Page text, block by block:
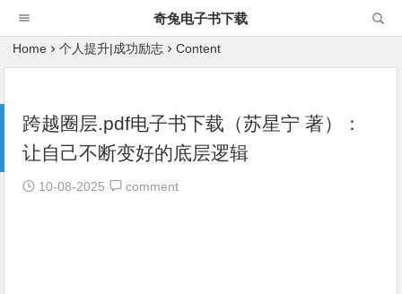
奇兔电子书下载
Home 个人提升|成功励志 Content
跨越圈层.pdf电子书下载（苏星宁 著）：
让自己不断变好的底层逻辑
10-08-2025 comment